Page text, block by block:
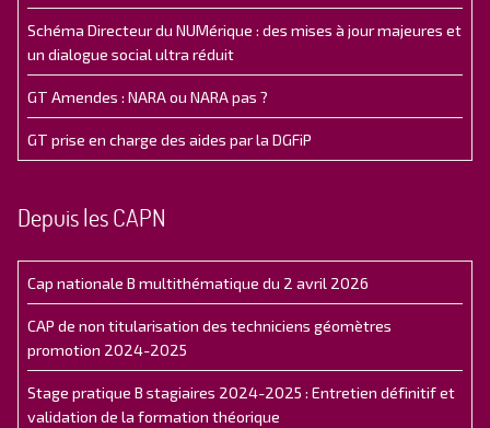
Schéma Directeur du NUMérique : des mises à jour majeures et
un dialogue social ultra réduit
GT Amendes : NARA ou NARA pas ?
GT prise en charge des aides par la DGFiP
Depuis les CAPN
Cap nationale B multithématique du 2 avril 2026
CAP de non titularisation des techniciens géomètres
promotion 2024-2025
Stage pratique B stagiaires 2024-2025 : Entretien définitif et
validation de la formation théorique